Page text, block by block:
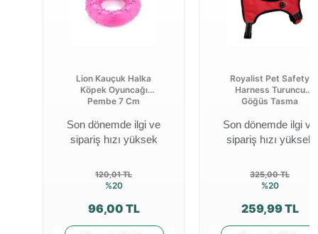
Lion Kauçuk Halka
Köpek Oyuncağı
Pembe 7 Cm
Son dönemde ilgi ve
sipariş hızı yüksek
120,01 TL
%20
96,00 TL
Royalist Pet Safety
Harness Turuncu
Göğüs Tasma
Son dönemde ilgi ve
sipariş hızı yüksek
325,00 TL
%20
259,99 TL